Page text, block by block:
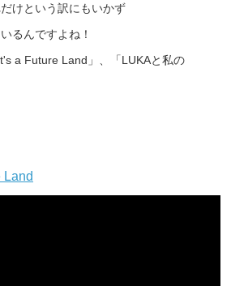
けという訳にもいかず
るんですよね！
a Future Land」、「LUKAと私の
Land